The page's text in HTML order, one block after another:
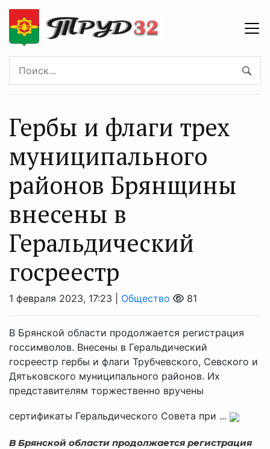
Гербы и флаги трех
муниципального
районов Брянщины
внесены в
Геральдический
госреестр
1 февраля 2023, 17:23 | Общество 81
В Брянской области продолжается регистрация
госсимволов. Внесены в Геральдический
госреестр гербы и флаги Трубчевского, Севского и
Дятьковского муниципального районов. Их
представителям торжественно вручены
сертификаты Геральдического Совета при ...
В Брянской области продолжается регистрация